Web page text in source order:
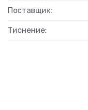
Поставщик:
Тиснение: